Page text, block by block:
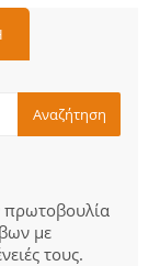
πρωτοβουλία
με
τους.